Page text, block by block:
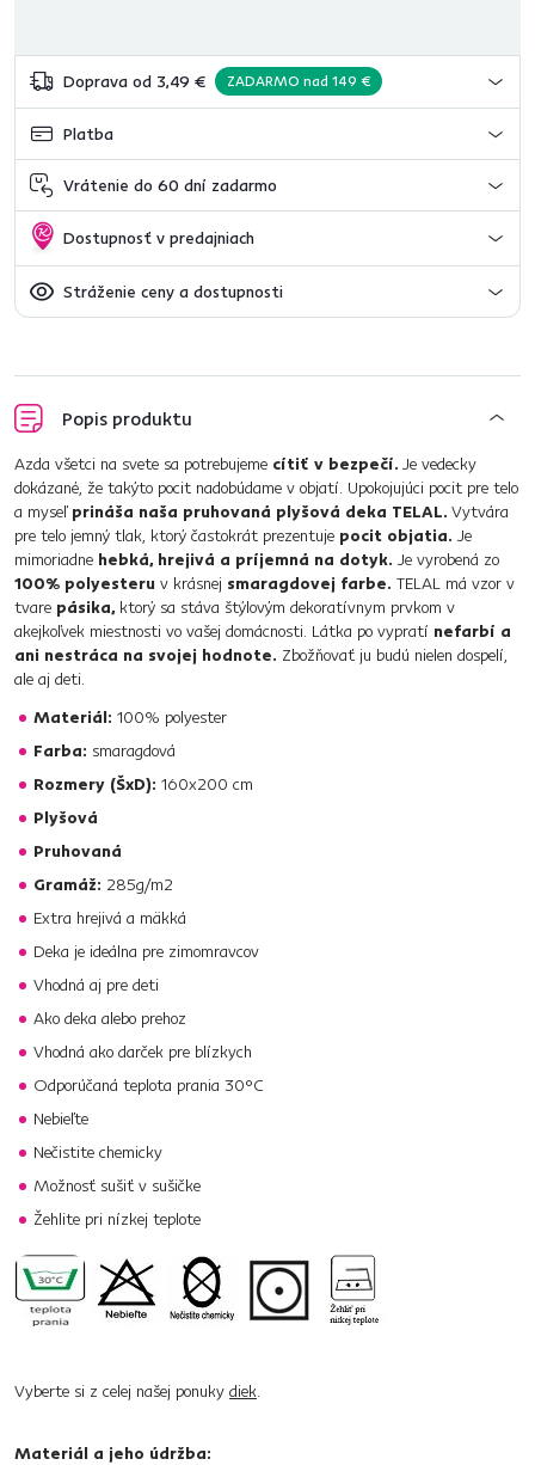
Doprava od 3,49 € ZADARMO nad 149 €
Platba
Vrátenie do 60 dní zadarmo
Dostupnosť v predajniach
Stráženie ceny a dostupnosti
Popis produktu
Azda všetci na svete sa potrebujeme cítiť v bezpečí. Je vedecky
dokázané, že takýto pocit nadobúdame v objatí. Upokojujúci pocit pre telo
a myseľ prináša naša pruhovaná plyšová deka TELAL. Vytvára
pre telo jemný tlak, ktorý častokrát prezentuje pocit objatia. Je
mimoriadne hebká, hrejivá a príjemná na dotyk. Je vyrobená zo
100% polyesteru v krásnej smaragdovej farbe. TELAL má vzor v
tvare pásika, ktorý sa stáva štýlovým dekoratívnym prvkom v
akejkoľvek miestnosti vo vašej domácnosti. Látka po vypratí nefarbí a
ani nestráca na svojej hodnote. Zbožňovať ju budú nielen dospelí,
ale aj deti.
Materiál: 100% polyester
Farba: smaragdová
Rozmery (ŠxD): 160x200 cm
Plyšová
Pruhovaná
Gramáž: 285g/m2
Extra hrejivá a mäkká
Deka je ideálna pre zimomravcov
Vhodná aj pre deti
Ako deka alebo prehoz
Vhodná ako darček pre blízkych
Odporúčaná teplota prania 30°C
Nebieľte
Nečistite chemicky
Možnosť sušiť v sušičke
Žehlite pri nízkej teplote
Vyberte si z celej našej ponuky diek.
Materiál a jeho údržba: